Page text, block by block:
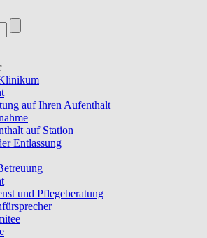
auf Ihren Aufenthalt
auf Station
Entlassung
und Pflegeberatung